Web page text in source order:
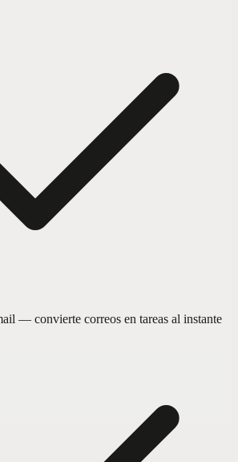
— convierte correos en tareas al instante